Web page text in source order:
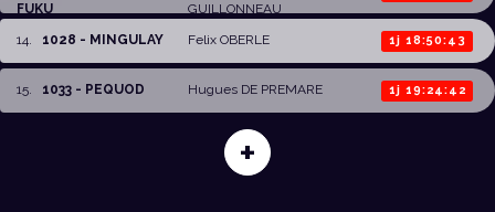
FUKU
GUILLONNEAU
14. 1028 - MINGULAY Felix OBERLE 1j 18:50:43
15. 1033 - PEQUOD Hugues DE PREMARE 1j 19:24:42
+